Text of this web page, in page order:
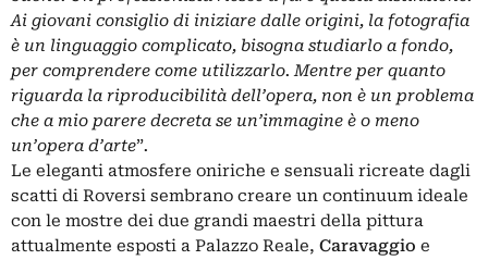
Ai giovani consiglio di iniziare dalle origini, la fotografia
è un linguaggio complicato, bisogna studiarlo a fondo,
per comprendere come utilizzarlo. Mentre per quanto
riguarda la riproducibilità dell’opera, non è un problema
che a mio parere decreta se un’immagine è o meno
un’opera d’arte”.
Le eleganti atmosfere oniriche e sensuali ricreate dagli
scatti di Roversi sembrano creare un continuum ideale
con le mostre dei due grandi maestri della pittura
attualmente esposti a Palazzo Reale, Caravaggio e